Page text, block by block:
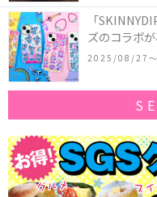
「
ズのコラボ
作コレクシ
2025/08/27〜